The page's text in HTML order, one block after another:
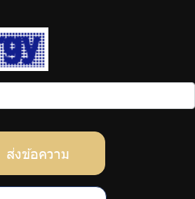
ส่งข้อความ